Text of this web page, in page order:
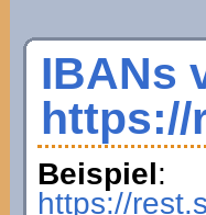
IBANs
https://
Beispiel:
https://